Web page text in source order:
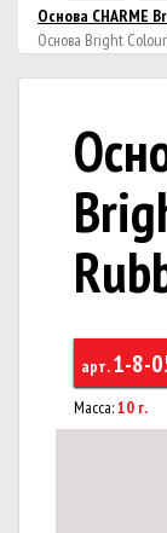
Основа CHARME
Основа Bright
арт.1-8-
Масса:10 г.